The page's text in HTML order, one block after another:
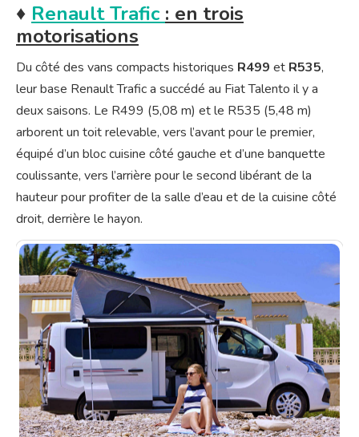
♦ Renault Trafic : en trois
motorisations
Du côté des vans compacts historiques R499 et R535,
leur base Renault Trafic a succédé au Fiat Talento il y a
deux saisons. Le R499 (5,08 m) et le R535 (5,48 m)
arborent un toit relevable, vers l’avant pour le premier,
équipé d’un bloc cuisine côté gauche et d’une banquette
coulissante, vers l’arrière pour le second libérant de la
hauteur pour profiter de la salle d’eau et de la cuisine côté
droit, derrière le hayon.